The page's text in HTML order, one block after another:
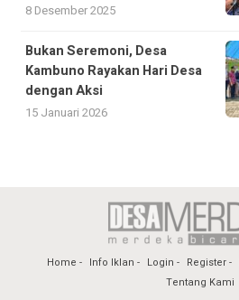
8 Desember 2025
Bukan Seremoni, Desa
Kambuno Rayakan Hari Desa
dengan Aksi
15 Januari 2026
Home Info Iklan Login Register
Tentang Kami